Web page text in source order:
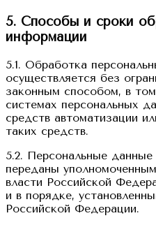
5. Способы и сроки
информации
5.1. Обработка
осуществляется без
законным способом, в
системах персональных
средств автоматизации
таких средств.
5.2. Персональные
переданы
власти Российской
и в порядке,
Российской Федерации.